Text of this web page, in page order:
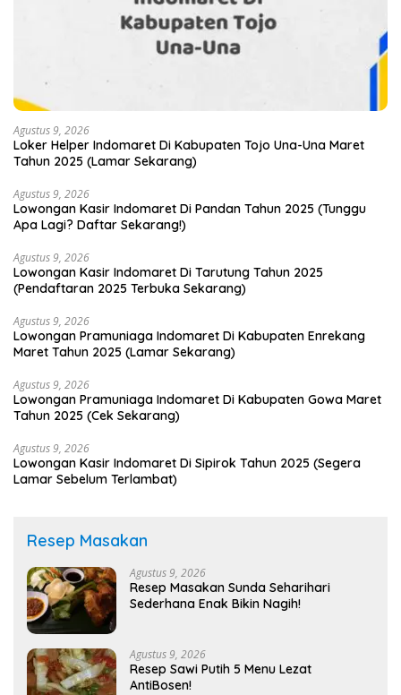
Agustus 9, 2026
Loker Helper Indomaret Di Kabupaten Tojo Una-Una Maret
Tahun 2025 (Lamar Sekarang)
Agustus 9, 2026
Lowongan Kasir Indomaret Di Pandan Tahun 2025 (Tunggu
Apa Lagi? Daftar Sekarang!)
Agustus 9, 2026
Lowongan Kasir Indomaret Di Tarutung Tahun 2025
(Pendaftaran 2025 Terbuka Sekarang)
Agustus 9, 2026
Lowongan Pramuniaga Indomaret Di Kabupaten Enrekang
Maret Tahun 2025 (Lamar Sekarang)
Agustus 9, 2026
Lowongan Pramuniaga Indomaret Di Kabupaten Gowa Maret
Tahun 2025 (Cek Sekarang)
Agustus 9, 2026
Lowongan Kasir Indomaret Di Sipirok Tahun 2025 (Segera
Lamar Sebelum Terlambat)
Resep Masakan
Agustus 9, 2026
Resep Masakan Sunda Seharihari
Sederhana Enak Bikin Nagih!
Agustus 9, 2026
Resep Sawi Putih 5 Menu Lezat
AntiBosen!